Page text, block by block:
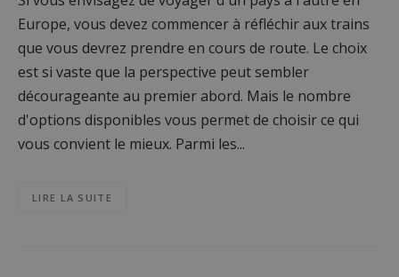
Europe, vous devez commencer à réfléchir aux trains
que vous devrez prendre en cours de route. Le choix
est si vaste que la perspective peut sembler
décourageante au premier abord. Mais le nombre
d'options disponibles vous permet de choisir ce qui
vous convient le mieux. Parmi les...
LIRE LA SUITE